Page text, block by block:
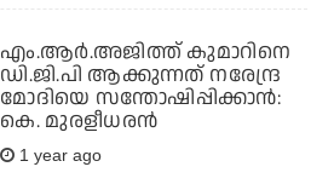
എം.ആര്‍.അജിത്ത് കുമാറിനെ
ഡി.ജി.പി ആക്കുന്നത് നരേന്ദ്ര
മോദിയെ സന്തോഷിപ്പിക്കാന്‍:
കെ. മുരളീധരന്‍
1 year ago